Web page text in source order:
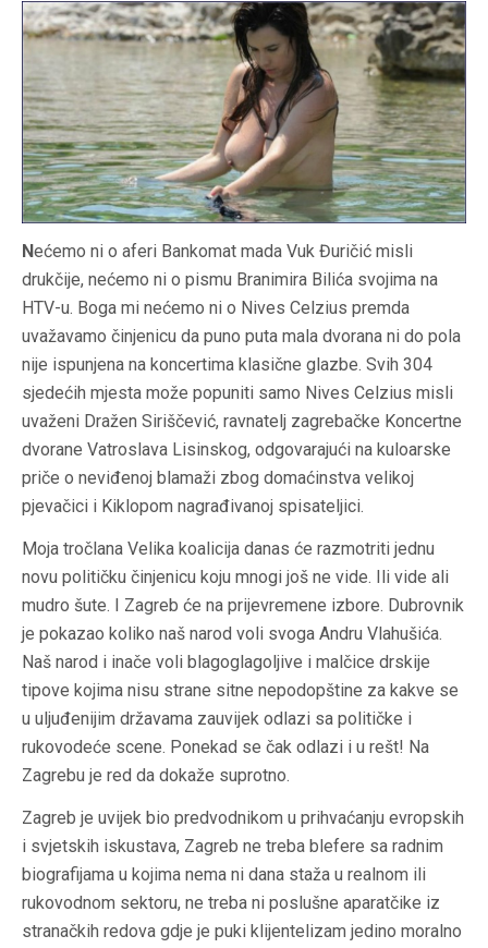
Nećemo ni o aferi Bankomat mada Vuk Đuričić misli
drukčije, nećemo ni o pismu Branimira Bilića svojima na
HTV-u. Boga mi nećemo ni o Nives Celzius premda
uvažavamo činjenicu da puno puta mala dvorana ni do pola
nije ispunjena na koncertima klasične glazbe. Svih 304
sjedećih mjesta može popuniti samo Nives Celzius misli
uvaženi Dražen Siriščević, ravnatelj zagrebačke Koncertne
dvorane Vatroslava Lisinskog, odgovarajući na kuloarske
priče o neviđenoj blamaži zbog domaćinstva velikoj
pjevačici i Kiklopom nagrađivanoj spisateljici.
Moja tročlana Velika koalicija danas će razmotriti jednu
novu političku činjenicu koju mnogi još ne vide. Ili vide ali
mudro šute. I Zagreb će na prijevremene izbore. Dubrovnik
je pokazao koliko naš narod voli svoga Andru Vlahušića.
Naš narod i inače voli blagoglagoljive i malčice drskije
tipove kojima nisu strane sitne nepodopštine za kakve se
u uljuđenijim državama zauvijek odlazi sa političke i
rukovodeće scene. Ponekad se čak odlazi i u rešt! Na
Zagrebu je red da dokaže suprotno.
Zagreb je uvijek bio predvodnikom u prihvaćanju evropskih
i svjetskih iskustava, Zagreb ne treba blefere sa radnim
biografijama u kojima nema ni dana staža u realnom ili
rukovodnom sektoru, ne treba ni poslušne aparatčike iz
stranačkih redova gdje je puki klijentelizam jedino moralno